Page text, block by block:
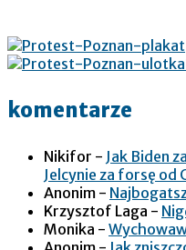
komentarze
Nikifor - Jak Biden
Jelcynie za forsę od
Anonim -
Krzysztof Laga -
Monika -